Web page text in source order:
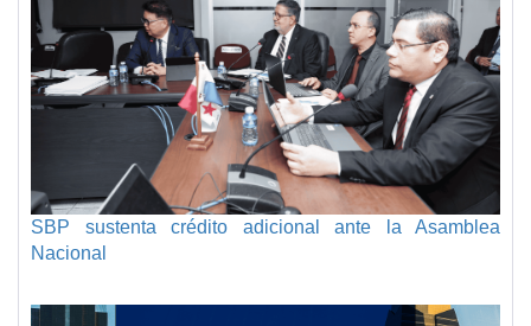
SBP sustenta crédito adicional ante la Asamblea
Nacional